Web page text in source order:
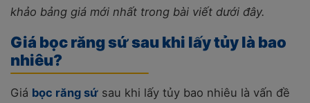
khảo bảng giá mới nhất trong bài viết dưới đây.
Giá bọc răng sứ sau khi lấy tủy là bao
nhiêu?
Giá bọc răng sứ sau khi lấy tủy bao nhiêu là vấn đề